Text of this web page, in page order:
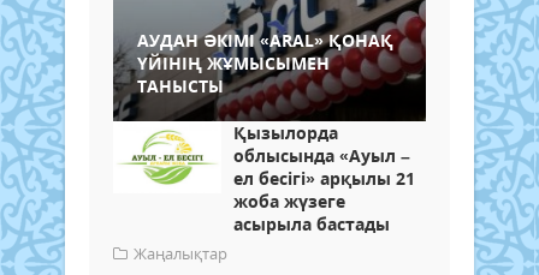
АУДАН ӘКІМІ «ARAL» ҚОНАҚ
ҮЙІНІҢ ЖҰМЫСЫМЕН
ТАНЫСТЫ
Қызылорда
облысында «Ауыл –
ел бесігі» арқылы 21
жоба жүзеге
асырыла бастады
Жаңалықтар